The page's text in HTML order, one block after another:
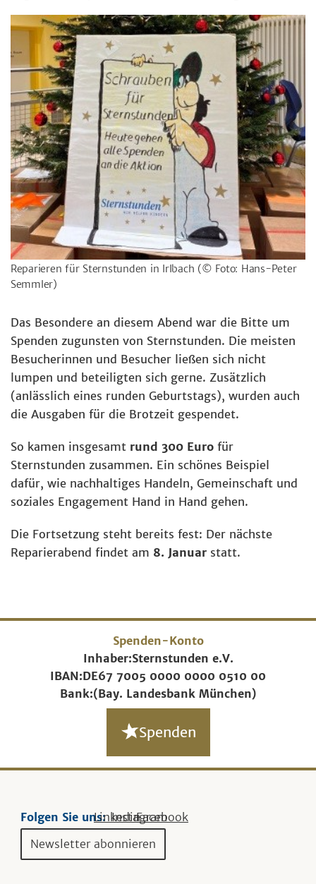
Reparieren für Sternstunden in Irlbach (© Foto: Hans-Peter
Semmler)
Das Besondere an diesem Abend war die Bitte um
Spenden zugunsten von Sternstunden. Die meisten
Besucherinnen und Besucher ließen sich nicht
lumpen und beteiligten sich gerne. Zusätzlich
(anlässlich eines runden Geburtstags), wurden auch
die Ausgaben für die Brotzeit gespendet.
So kamen insgesamt rund 300 Euro für
Sternstunden zusammen. Ein schönes Beispiel
dafür, wie nachhaltiges Handeln, Gemeinschaft und
soziales Engagement Hand in Hand gehen.
Die Fortsetzung steht bereits fest: Der nächste
Reparierabend findet am 8. Januar statt.
Spenden-Konto
Inhaber:Sternstunden e.V.
IBAN:DE67 7005 0000 0000 0510 00
Bank:(Bay. Landesbank München)
Spenden
Folgen Sie uns:Linkedin
Instagram
Facebook
Newsletter abonnieren